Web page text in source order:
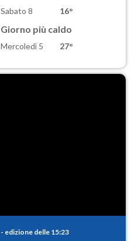
Sabato 8 16°
Giorno più caldo
Mercoledì 5 27°
- edizione delle 15:23